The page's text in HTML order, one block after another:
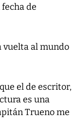
de
vuelta al mundo
el de escritor,
es una
Trueno me